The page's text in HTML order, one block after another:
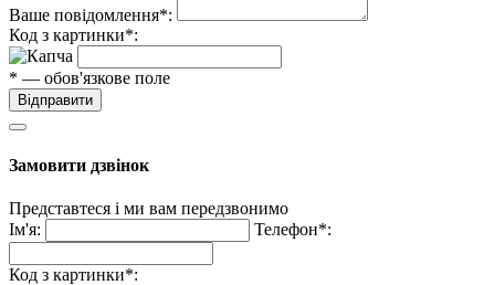
Ваше повідомлення*:
Код з картинки*:
* — обов'язкове поле
Відправити
Замовити дзвінок
Представтеся і ми вам передзвонимо
Ім'я:
Телефон*:
Код з картинки*: